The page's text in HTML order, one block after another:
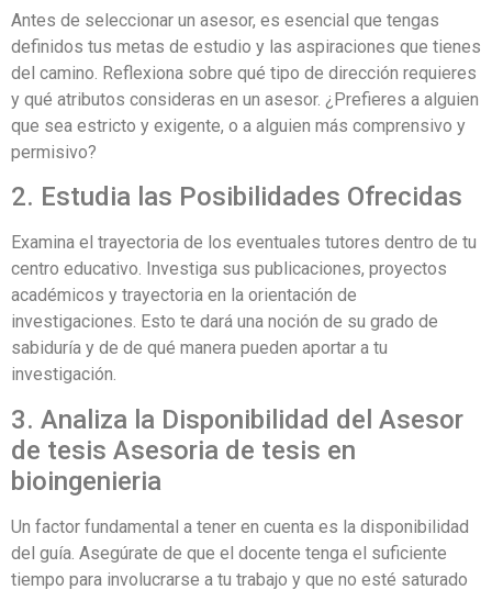
Antes de seleccionar un asesor, es esencial que tengas
definidos tus metas de estudio y las aspiraciones que tienes
del camino. Reflexiona sobre qué tipo de dirección requieres
y qué atributos consideras en un asesor. ¿Prefieres a alguien
que sea estricto y exigente, o a alguien más comprensivo y
permisivo?
2. Estudia las Posibilidades Ofrecidas
Examina el trayectoria de los eventuales tutores dentro de tu
centro educativo. Investiga sus publicaciones, proyectos
académicos y trayectoria en la orientación de
investigaciones. Esto te dará una noción de su grado de
sabiduría y de de qué manera pueden aportar a tu
investigación.
3. Analiza la Disponibilidad del Asesor
de tesis Asesoria de tesis en
bioingenieria
Un factor fundamental a tener en cuenta es la disponibilidad
del guía. Asegúrate de que el docente tenga el suficiente
tiempo para involucrarse a tu trabajo y que no esté saturado